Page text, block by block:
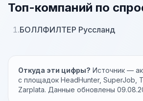
Топ-компаний по
1.БОЛЛФИЛТЕР Руссланд
Откуда эти цифры? Источник —
с площадок HeadHunter, SuperJob,
Zarplata. Данные обновлены